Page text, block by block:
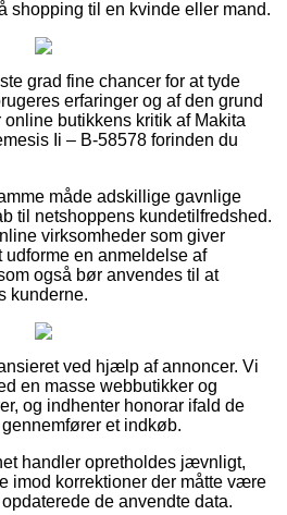
shopping til en kvinde eller mand.
grad fine chancer for at tyde
erfaringer og af den grund
butikkens kritik af Makita
Ii – B-58578 forinden du
måde adskillige gavnlige
til netshoppens kundetilfredshed.
virksomheder som giver
udforme en anmeldelse af
også bør anvendes til at
kunderne.
ved hjælp af annoncer. Vi
en masse webbutikker og
og indhenter honorar ifald de
et indkøb.
handler opretholdes jævnligt,
imod korrektioner der måtte være
de anvendte data.